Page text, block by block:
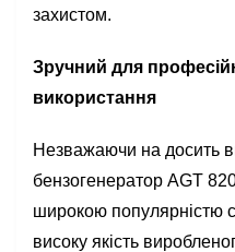
захистом.
Зручний для
використання
Незважаючи на досить
бензогенератор AGT
широкою популярністю
високу якість